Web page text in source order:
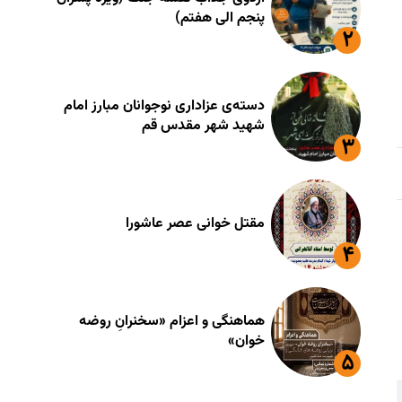
پنجم الی هفتم)
دسته‌ی عزاداری نوجوانان مبارز امام
شهید شهر مقدس قم
مقتل خوانی عصر عاشورا
هماهنگی و اعزام «سخنرانِ روضه
خوان»